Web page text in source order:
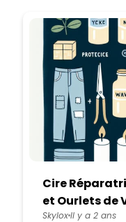
Cire
et Ourlets de
SkyloxIl y a 2 ans